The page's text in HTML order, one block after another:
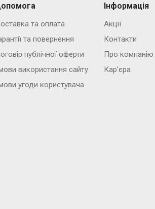
та оплата
та повернення
публічної оферти
використання сайту
угоди користувача
Інформація
Акції
Контакти
Про компанію
Кар'єра